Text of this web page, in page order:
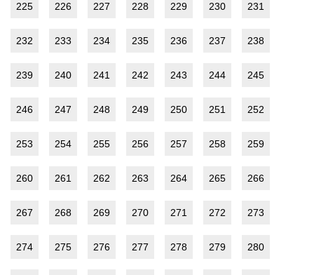
225 226 227 228 229 230 231
232 233 234 235 236 237 238
239 240 241 242 243 244 245
246 247 248 249 250 251 252
253 254 255 256 257 258 259
260 261 262 263 264 265 266
267 268 269 270 271 272 273
274 275 276 277 278 279 280